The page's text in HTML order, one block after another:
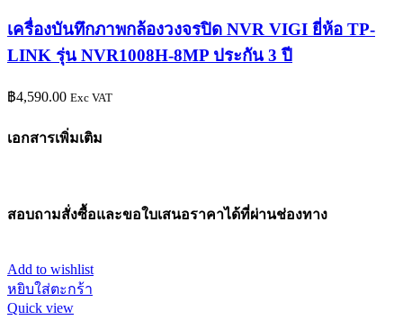
เครื่องบันทึกภาพกล้องวงจรปิด NVR VIGI ยี่ห้อ TP-
LINK รุ่น NVR1008H-8MP ประกัน 3 ปี
฿4,590.00 Exc VAT
เอกสารเพิ่มเติม
สอบถามสั่งซื้อและขอใบเสนอราคาได้ที่ผ่านช่องทาง
Add to wishlist
หยิบใส่ตะกร้า
Quick view